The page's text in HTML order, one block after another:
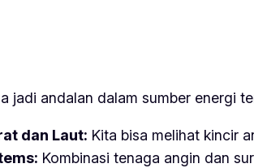
jadi andalan dalam sumber energi
dan Laut: Kita bisa melihat kincir
Kombinasi tenaga angin dan